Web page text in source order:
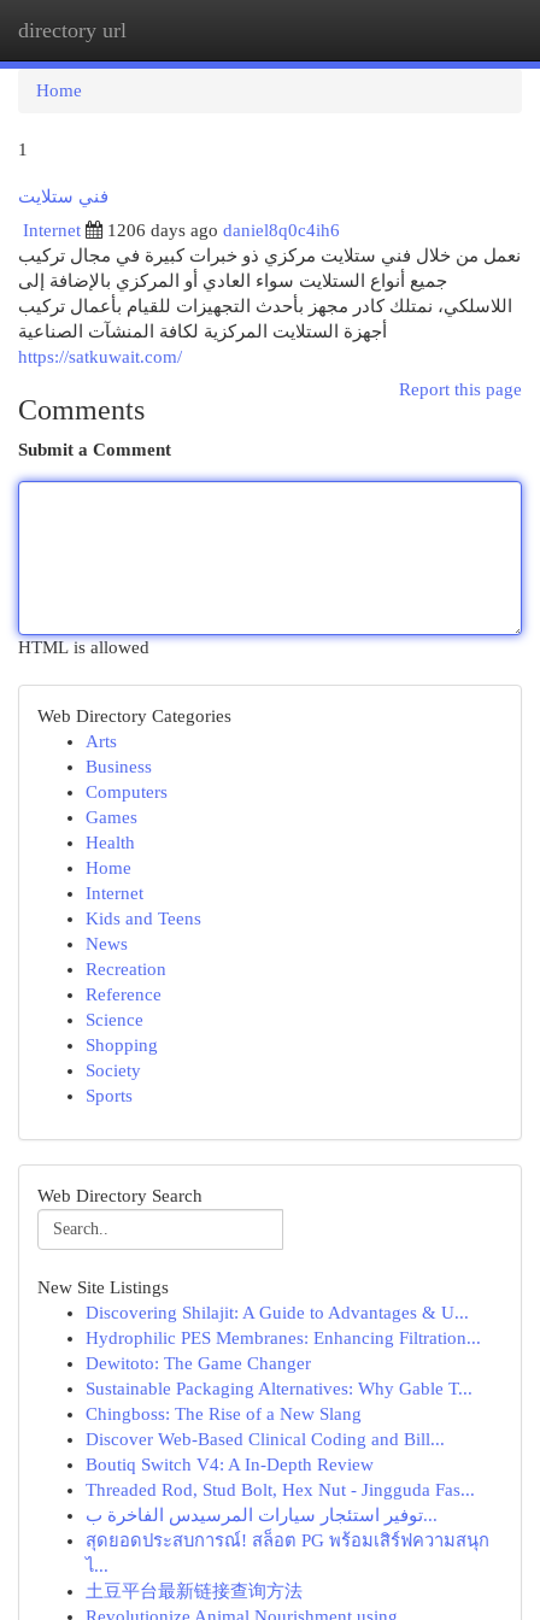
directory url
Home
1
فني ستلايت
Internet
1206 days ago daniel8q0c4ih6
نعمل من خلال فني ستلايت مركزي ذو خبرات كبيرة في مجال تركيب
جميع أنواع الستلايت سواء العادي أو المركزي بالإضافة إلى
اللاسلكي، نمتلك كادر مجهز بأحدث التجهيزات للقيام بأعمال تركيب
أجهزة الستلايت المركزية لكافة المنشآت الصناعية
https://satkuwait.com/
Report this page
Comments
Submit a Comment
HTML is allowed
Web Directory Categories
Arts
Business
Computers
Games
Health
Home
Internet
Kids and Teens
News
Recreation
Reference
Science
Shopping
Society
Sports
Web Directory Search
New Site Listings
Discovering Shilajit: A Guide to Advantages & U...
Hydrophilic PES Membranes: Enhancing Filtration...
Dewitoto: The Game Changer
Sustainable Packaging Alternatives: Why Gable T...
Chingboss: The Rise of a New Slang
Discover Web-Based Clinical Coding and Bill...
Boutiq Switch V4: A In-Depth Review
Threaded Rod, Stud Bolt, Hex Nut - Jingguda Fas...
توفير استئجار سيارات المرسيدس الفاخرة ب...
สุดยอดประสบการณ์! สล็อต PG พร้อมเสิร์ฟความสนุก
ไ...
土豆平台最新链接查询方法